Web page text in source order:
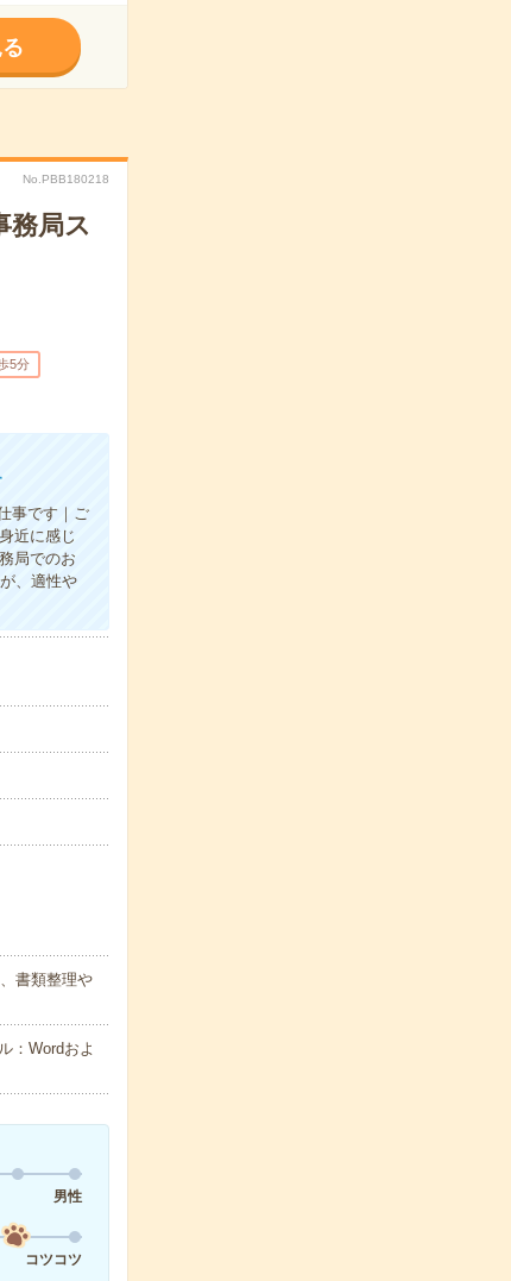
No.PBB180218
務局ス
5分
事です｜ご
近に感じ
局でのお
、適性や
書類整理や
：Wordおよ
男性
コツコツ